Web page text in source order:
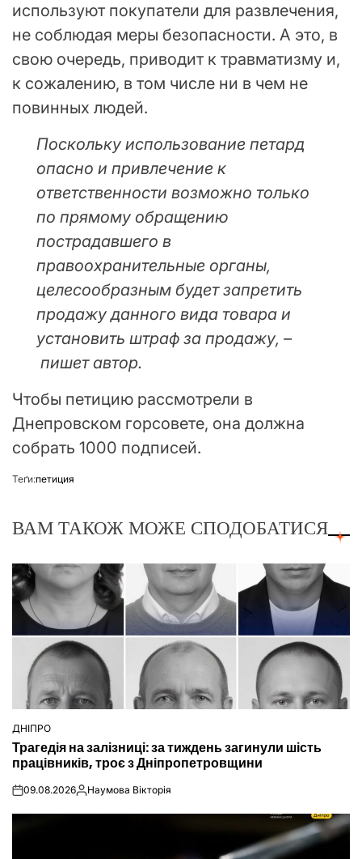
используют покупатели для развлечения,
не соблюдая меры безопасности. А это, в
свою очередь, приводит к травматизму и,
к сожалению, в том числе ни в чем не
повинных людей.
Поскольку использование петард
опасно и привлечение к
ответственности возможно только
по прямому обращению
пострадавшего в
правоохранительные органы,
целесообразным будет запретить
продажу данного вида товара и
установить штраф за продажу, –
пишет автор.
Чтобы петицию рассмотрели в
Днепровском горсовете, она должна
собрать 1000 подписей.
Теґи:петиция
ВАМ ТАКОЖ МОЖЕ СПОДОБАТИСЯ
ОПУБЛІКУВАТИ
ДНІПРО
Трагедія на залізниці: за тиждень загинули шість
працівників, троє з Дніпропетровщини
on09.08.2026Опубліковано
Наумова Вікторія